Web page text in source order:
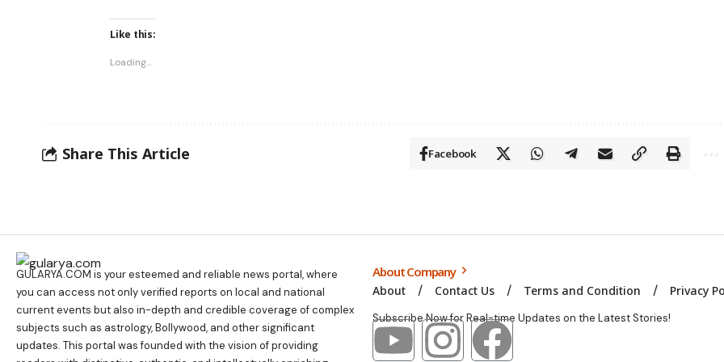
Like this:
Loading...
Share This Article Facebook
GULARYA.COM is your esteemed and reliable news portal, where
you can access not only verified reports on local and national
current events but also in-depth and credible coverage of complex
subjects such as astrology, Bollywood, and other significant
updates. This portal was founded with the vision of providing
About Company
About Contact Us Terms and Condition Privacy
Subscribe Now for Real-time Updates on the Latest Stories!